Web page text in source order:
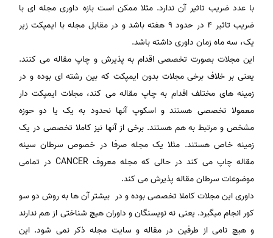
با عدد ضریب تاثیر آن ندارد. مثلا ممکن است بازه داوری مجله ای با
ضریب تاثیر 4 در حدود 9 هفته باشد و در مقابل مجله با ایمپکت زیر
یک، سه ماه زمان داوری داشته باشد.
این مجلات بصورت تخصصی اقدام به پذیرش و چاپ مقاله می کنند.
یعنی بر خلاف برخی مجلات بدون ایمپکت که بین رشته ای بوده و در
زمینه های مختلف اقدام به چاپ مقاله می کند، مجلات ایمپکت دار
معمولا تخصصی هستند و اسکوپ آنها نحدود به یک یا دو حوزه
مشخص و مرتبط به هم هستند. برخی از آنها نیز کاملا تخصصی در یک
زمینه خاص هستند. مثلا یک مجله صرفا در خصوص سرطان سینه
مقاله چاپ می کند در حالی که مجله معروف CANCER در تمامی
موضوعات سرطان مقاله پذیرش می کند.
داوری این مجلات کاملا تخصصی بوده و در بیشتر آن ها به روش دو سو
کور انجام میگیرد. یعنی نه نویسنگان و داوران هیچ شناختی از هم ندارند
و هیچ نامی از طرفین در مقاله و سایت مجله ذکر نمی شود. این